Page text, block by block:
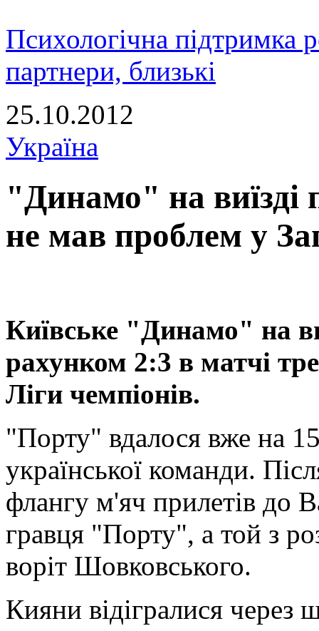
Психологічна підтримка
партнери, близькі
25.10.2012
Україна
"Динамо" на
не мав проблем у
Київське "Динамо" на
рахунком 2:3 в матчі
Ліги чемпіонів.
"Порту" вдалося вже на
української команди.
флангу м'яч прилетів до
гравця "Порту", а той з
воріт Шовковського.
Кияни відігралися через